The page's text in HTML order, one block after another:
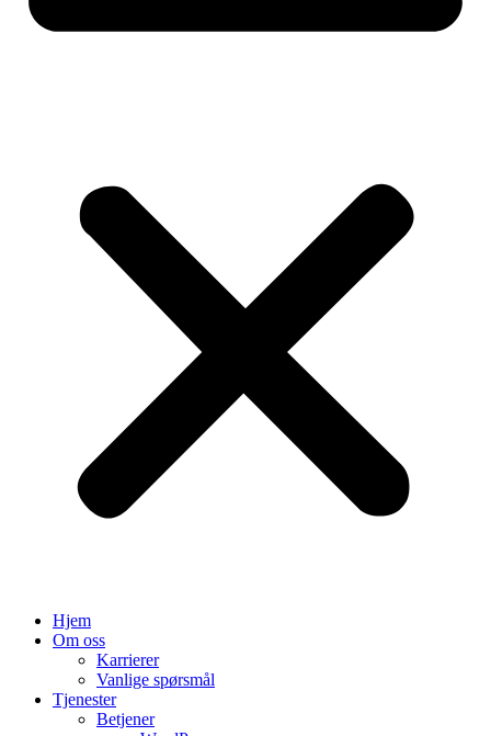
Hjem
Om oss
Karrierer
Vanlige spørsmål
Tjenester
Betjener